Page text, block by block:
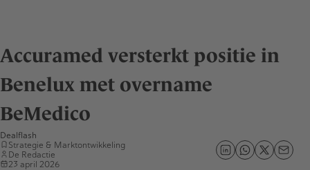
Accuramed versterkt positie in
Benelux met overname
BeMedico
Dealflash
Strategie & Marktontwikkeling
De Redactie
23 april 2026